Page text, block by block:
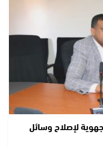
لإصلاح وسائل